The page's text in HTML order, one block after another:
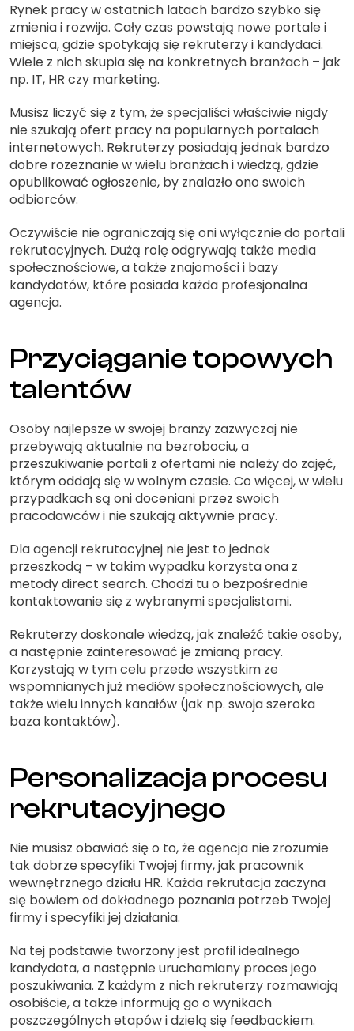
Rynek pracy w ostatnich latach bardzo szybko się
zmienia i rozwija. Cały czas powstają nowe portale i
miejsca, gdzie spotykają się rekruterzy i kandydaci.
Wiele z nich skupia się na konkretnych branżach – jak
np. IT, HR czy marketing.
Musisz liczyć się z tym, że specjaliści właściwie nigdy
nie szukają ofert pracy na popularnych portalach
internetowych. Rekruterzy posiadają jednak bardzo
dobre rozeznanie w wielu branżach i wiedzą, gdzie
opublikować ogłoszenie, by znalazło ono swoich
odbiorców.
Oczywiście nie ograniczają się oni wyłącznie do portali
rekrutacyjnych. Dużą rolę odgrywają także media
społecznościowe, a także znajomości i bazy
kandydatów, które posiada każda profesjonalna
agencja.
Przyciąganie topowych
talentów
Osoby najlepsze w swojej branży zazwyczaj nie
przebywają aktualnie na bezrobociu, a
przeszukiwanie portali z ofertami nie należy do zajęć,
którym oddają się w wolnym czasie. Co więcej, w wielu
przypadkach są oni doceniani przez swoich
pracodawców i nie szukają aktywnie pracy.
Dla agencji rekrutacyjnej nie jest to jednak
przeszkodą – w takim wypadku korzysta ona z
metody direct search. Chodzi tu o bezpośrednie
kontaktowanie się z wybranymi specjalistami.
Rekruterzy doskonale wiedzą, jak znaleźć takie osoby,
a następnie zainteresować je zmianą pracy.
Korzystają w tym celu przede wszystkim ze
wspomnianych już mediów społecznościowych, ale
także wielu innych kanałów (jak np. swoja szeroka
baza kontaktów).
Personalizacja procesu
rekrutacyjnego
Nie musisz obawiać się o to, że agencja nie zrozumie
tak dobrze specyfiki Twojej firmy, jak pracownik
wewnętrznego działu HR. Każda rekrutacja zaczyna
się bowiem od dokładnego poznania potrzeb Twojej
firmy i specyfiki jej działania.
Na tej podstawie tworzony jest profil idealnego
kandydata, a następnie uruchamiany proces jego
poszukiwania. Z każdym z nich rekruterzy rozmawiają
osobiście, a także informują go o wynikach
poszczególnych etapów i dzielą się feedbackiem.